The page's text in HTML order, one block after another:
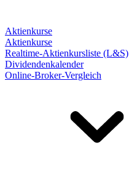
Aktienkurse
Aktienkurse
Realtime-Aktienkursliste (L&S)
Dividendenkalender
Online-Broker-Vergleich